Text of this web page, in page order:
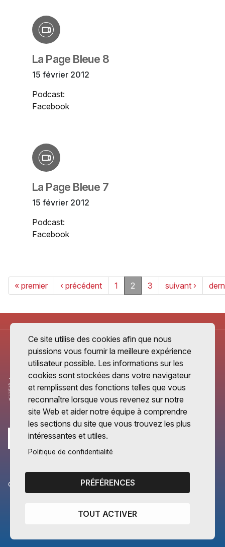
La Page Bleue 8
15 février 2012
Podcast:
Facebook
La Page Bleue 7
15 février 2012
Podcast:
Facebook
« premier ‹ précédent 1 2 3 suivant ›
CANTONS PARTENAIRES
Vaud
Ce site utilise des cookies afin que nous
puissions vous fournir la meilleure expérience
utilisateur possible. Les informations sur les
cookies sont stockées dans votre navigateur
et remplissent des fonctions telles que vous
reconnaître lorsque vous revenez sur notre
site Web et aider notre équipe à comprendre
les sections du site que vous trouvez les plus
intéressantes et utiles.
Politique de confidentialité
PRÉFÉRENCES
TOUT ACTIVER